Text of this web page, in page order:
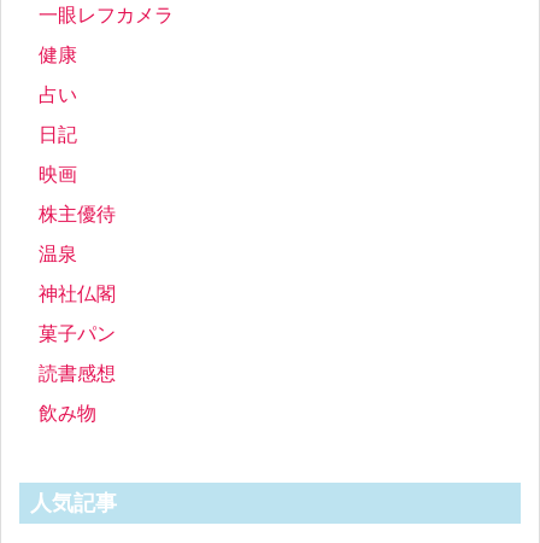
一眼レフカメラ
健康
占い
日記
映画
株主優待
温泉
神社仏閣
菓子パン
読書感想
飲み物
人気記事